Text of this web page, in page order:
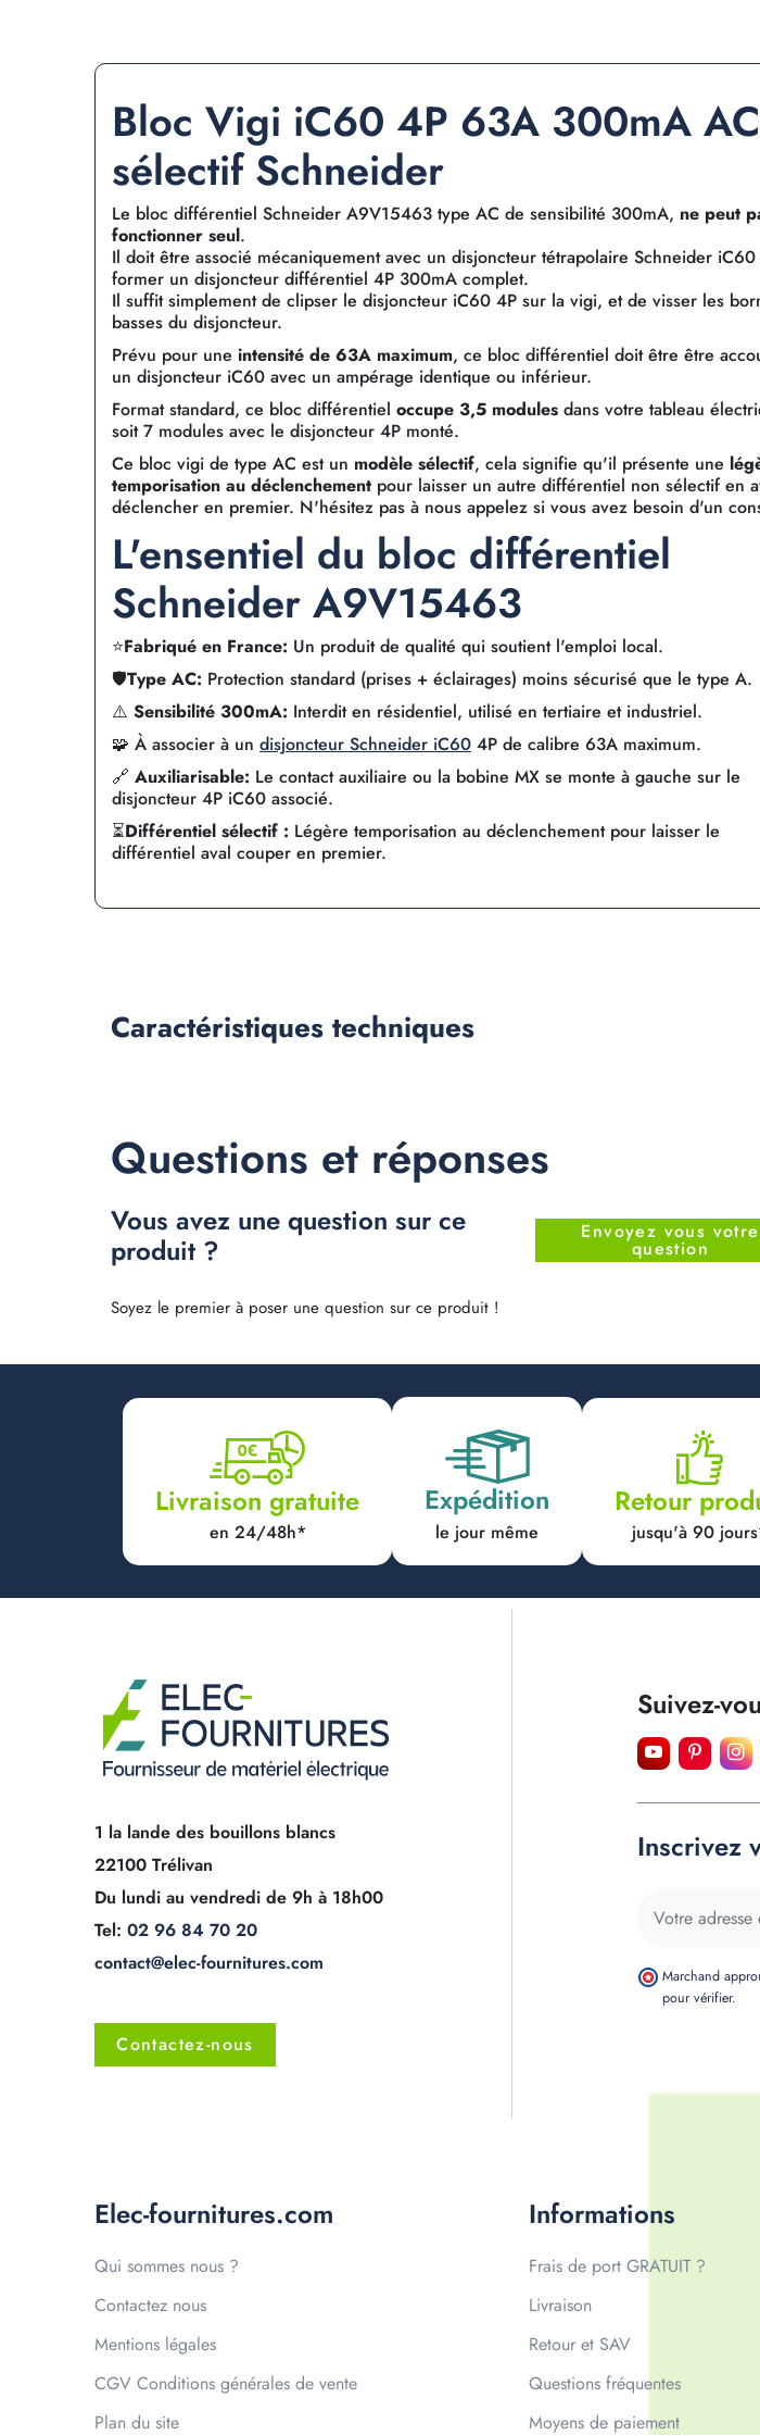
Bloc Vigi iC60 4P 63A 300mA AC
sélectif Schneider
Le bloc différentiel Schneider A9V15463 type AC de sensibilité 300mA, ne peut
fonctionner seul.
Il doit être associé mécaniquement avec un disjoncteur tétrapolaire Schneider
former un disjoncteur différentiel 4P 300mA complet.
Il suffit simplement de clipser le disjoncteur iC60 4P sur la vigi, et de visser les
basses du disjoncteur.
Prévu pour uneintensité de 63A maximum, ce bloc différentiel doit être être
un disjoncteur iC60 avec un ampérage identique ou inférieur.
Format standard, ce bloc différentieloccupe 3,5 modules dans votre tableau
soit 7 modules avec le disjoncteur 4P monté.
Ce bloc vigi de type AC est un modèle sélectif, cela signifie qu'il présente une
temporisation au déclenchement pour laisser un autre différentiel non sélectif en
déclencher en premier. N'hésitez pas à nous appelez si vous avez besoin d'un
L'ensentiel du bloc différentiel
Schneider A9V15463
⭐Fabriqué en France: Un produit de qualité qui soutient l'emploi local.
🛡️Type AC: Protection standard (prises + éclairages) moins sécurisé que le type A.
⚠️Sensibilité 300mA: Interdit en résidentiel, utilisé en tertiaire et industriel.
🧩 À associer à undisjoncteur Schneider iC60 4P de calibre 63A maximum.
🔗Auxiliarisable: Le contact auxiliaire ou la bobine MX se monte à gauche sur le
disjoncteur 4P iC60 associé.
⏳Différentiel sélectif : Légère temporisation au déclenchement pour laisser le
différentiel aval couper en premier.
Caractéristiquestechniques
Questions et réponses
Vous avez une question sur ce
produit ?
Envoyez vous votre
question
Soyez le premier à poser une question sur ce produit !
Livraison gratuite
en 24/48h*
Expédition
le jour même
Retour
jusqu'à 90
1 la lande des bouillons blancs
22100 Trélivan
Du lundi au vendredi de 9h à 18h00
Tel: 02 96 84 70 20
contact@elec-fournitures.com
Contactez-nous
Elec-fournitures.com
Qui sommes nous ?
Contactez nous
Mentions légales
CGV Conditions générales de vente
Plan du site
Informations
Frais de port GRATUIT ?
Livraison
Retour et SAV
Questions fréquentes
Moyens de paiement
Suivez-
Inscrivez
Marchand
pour vérifier.